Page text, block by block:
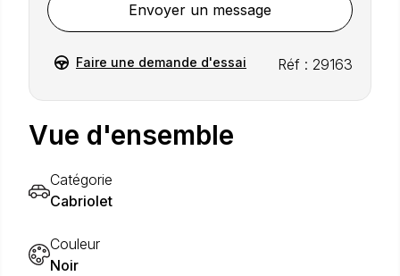
Envoyer un message
Faire une demande d'essai Réf : 29163
Vue d'ensemble
Catégorie
Cabriolet
Couleur
Noir